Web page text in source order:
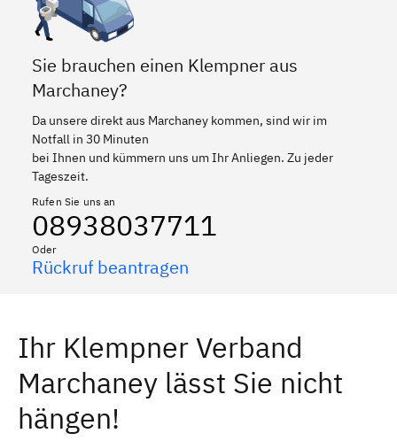
Sie brauchen einen Klempner aus
Marchaney?
Da unsere direkt aus Marchaney kommen, sind wir im
Notfall in 30 Minuten
bei Ihnen und kümmern uns um Ihr Anliegen. Zu jeder
Tageszeit.
Rufen Sie uns an
08938037711
Oder
Rückruf beantragen
Ihr Klempner Verband
Marchaney lässt Sie nicht
hängen!